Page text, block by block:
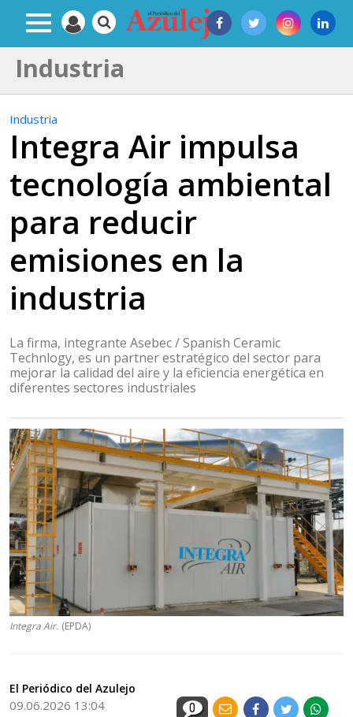
Industria
Industria
Integra Air impulsa
tecnología ambiental
para reducir
emisiones en la
industria
La firma, integrante Asebec / Spanish Ceramic
Technlogy, es un partner estratégico del sector para
mejorar la calidad del aire y la eficiencia energética en
diferentes sectores industriales
Integra Air. (EPDA)
El Periódico del Azulejo
09.06.2026 13:04 0